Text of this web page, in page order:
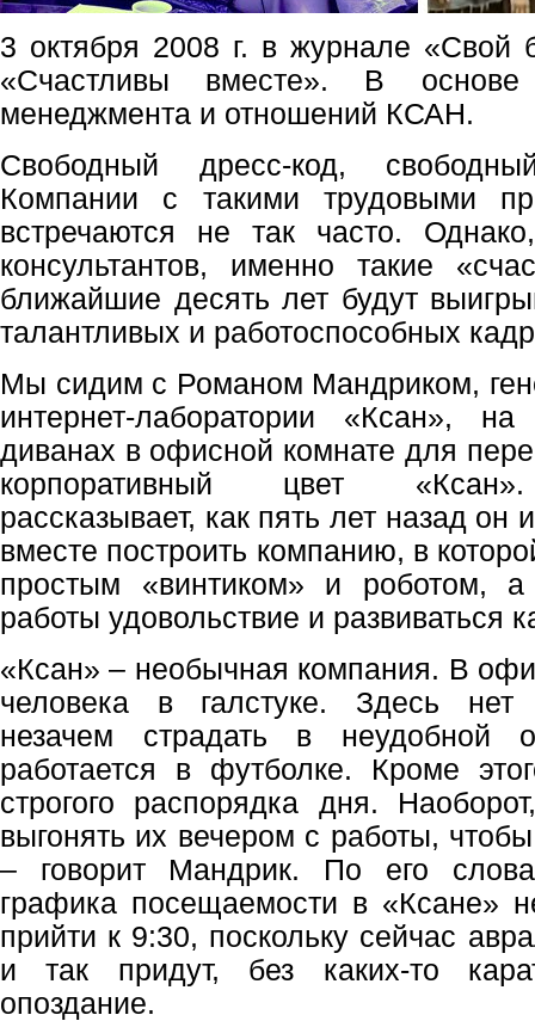
3 октября 2008 г. в журнале «Свой
«Счастливы вместе». В
менеджмента и отношений КСАН.
Свободный дресс-код,
Компании с такими трудовыми
встречаются не так часто.
консультантов, именно такие
ближайшие десять лет будут
талантливых и работоспособных
Мы сидим с Романом Мандриком,
интернет-лаборатории «Ксан»,
диванах в офисной комнате для
корпоративный цвет «Ксан».
рассказывает, как пять лет назад
вместе построить компанию, в
простым «винтиком» и роботом,
работы удовольствие и развиваться
«Ксан» – необычная компания. В
человека в галстуке. Здесь нет
незачем страдать в неудобной
работается в футболке. Кроме
строгого распорядка дня.
выгонять их вечером с работы,
– говорит Мандрик. По его
графика посещаемости в «Ксане»
прийти к 9:30, поскольку сейчас
и так придут, без каких-то
опоздание.